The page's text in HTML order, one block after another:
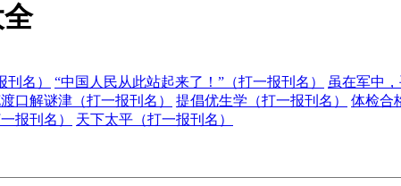
名） “中国人民从此站起来了！”（打一报刊名） 虽在军中
口解谜津（打一报刊名） 提倡优生学（打一报刊名） 体检合
报刊名） 天下太平（打一报刊名）